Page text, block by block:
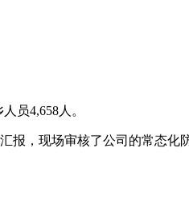
员4,658人。
报，现场审核了公司的常态化